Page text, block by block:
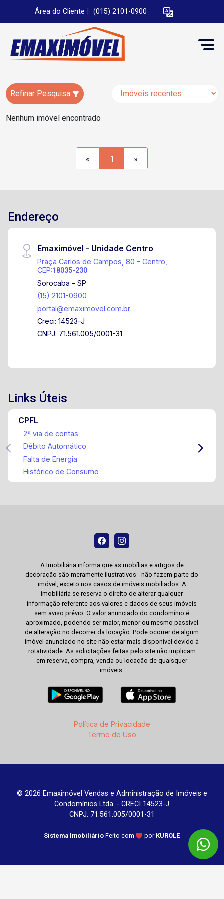
Área do Cliente (015) 2101-0900
Refinar Pesquisa
Nenhum imóvel encontrado
« 1 »
Endereço
Emaximóvel - Unidade Centro
Praça Carlos de Campos, 80 - Centro,
CEP:18035-230
Sorocaba - SP
(15) 2101-0900
portal@emaximovel.com.br
Creci: 14523-J
CNPJ: 71.561.005/0001-31
Links Úteis
CPFL
2ª via de contas
Débito Automático
Falta de Energia
Histórico de Consumo
A Imobiliária informa que as mobílias e artigos de
decoração são meramente ilustrativos - não fazem parte do
imóvel, exceto nos casos de imóveis mobiliados. A
imobiliária se reserva o direito de alterar qualquer
informação referente aos valores e dados de seus imóveis
sem aviso prévio. O valor anunciado do condomínio é
aproximado, podendo ser maior, menor ou mesmo passível
de alteração no decorrer da locação. Pode ocorrer de algum
imóvel anunciado no site não estar mais disponível devido à
rotatividade. As solicitações feitas pelo site não implicam
em reserva, compra, venda ou locação de quaisquer
imóveis.
Política de Privacidade
Termo de Uso
© 2026 Emaximóvel Vendas e Administração de Imóveis e
Condomínios Ltda. - CRECI 14523-J
CNPJ: 71.561.005/0001-31
Sistema Imobiliário Feito com por KUROLE